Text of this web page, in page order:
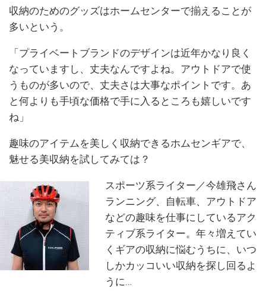
収納のためのグッズはホームセンターで揃えることが
多いという。
「プライベートブランドのデザインは近年かなり良く
なっていますし、丈夫なんですよね。アウトドアで使
うものが多いので、丈夫さは大事なポイントです。あ
と何よりも手頃な価格で手に入るところも嬉しいです
ね」
趣味のアイテムを美しく収納できるホムセンギアで、
魅せる美収納を試してみては？
スポーツ系ライター／今雄飛さん
ランニング、自転車、アウトドア
などの趣味を仕事にしているアク
ティブ系ライター。年々増えてい
くギアの収納に悩むうちに、いつ
しかカッコいい収納を探し回るよ
うに…